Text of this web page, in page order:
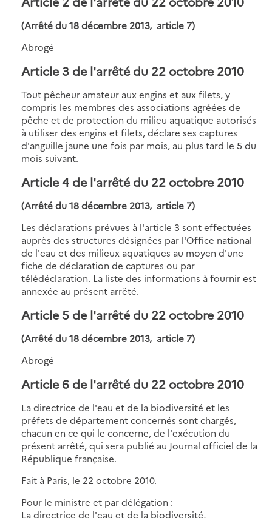
(Arrêté du 18 décembre 2013, article 7)
Abrogé
Article 3 de l'arrêté du 22 octobre 2010
Tout pêcheur amateur aux engins et aux filets, y
compris les membres des associations agréées de
pêche et de protection du milieu aquatique autorisés
à utiliser des engins et filets, déclare ses captures
d'anguille jaune une fois par mois, au plus tard le 5 du
mois suivant.
Article 4 de l'arrêté du 22 octobre 2010
(Arrêté du 18 décembre 2013, article 7)
Les déclarations prévues à l'article 3 sont effectuées
auprès des structures désignées par l'Office national
de l'eau et des milieux aquatiques au moyen d'une
fiche de déclaration de captures ou par
télédéclaration. La liste des informations à fournir est
annexée au présent arrêté.
Article 5 de l'arrêté du 22 octobre 2010
(Arrêté du 18 décembre 2013, article 7)
Abrogé
Article 6 de l'arrêté du 22 octobre 2010
La directrice de l'eau et de la biodiversité et les
préfets de département concernés sont chargés,
chacun en ce qui le concerne, de l'exécution du
présent arrêté, qui sera publié au Journal officiel de la
République française.
Fait à Paris, le 22 octobre 2010.
Pour le ministre et par délégation :
La directrice de l'eau et de la biodiversité,